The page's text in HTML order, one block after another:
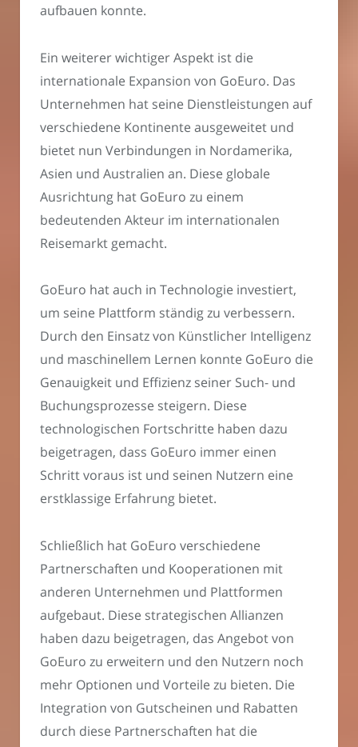
aufbauen konnte.
Ein weiterer wichtiger Aspekt ist die
internationale Expansion von GoEuro. Das
Unternehmen hat seine Dienstleistungen auf
verschiedene Kontinente ausgeweitet und
bietet nun Verbindungen in Nordamerika,
Asien und Australien an. Diese globale
Ausrichtung hat GoEuro zu einem
bedeutenden Akteur im internationalen
Reisemarkt gemacht.
GoEuro hat auch in Technologie investiert,
um seine Plattform ständig zu verbessern.
Durch den Einsatz von Künstlicher Intelligenz
und maschinellem Lernen konnte GoEuro die
Genauigkeit und Effizienz seiner Such- und
Buchungsprozesse steigern. Diese
technologischen Fortschritte haben dazu
beigetragen, dass GoEuro immer einen
Schritt voraus ist und seinen Nutzern eine
erstklassige Erfahrung bietet.
Schließlich hat GoEuro verschiedene
Partnerschaften und Kooperationen mit
anderen Unternehmen und Plattformen
aufgebaut. Diese strategischen Allianzen
haben dazu beigetragen, das Angebot von
GoEuro zu erweitern und den Nutzern noch
mehr Optionen und Vorteile zu bieten. Die
Integration von Gutscheinen und Rabatten
durch diese Partnerschaften hat die